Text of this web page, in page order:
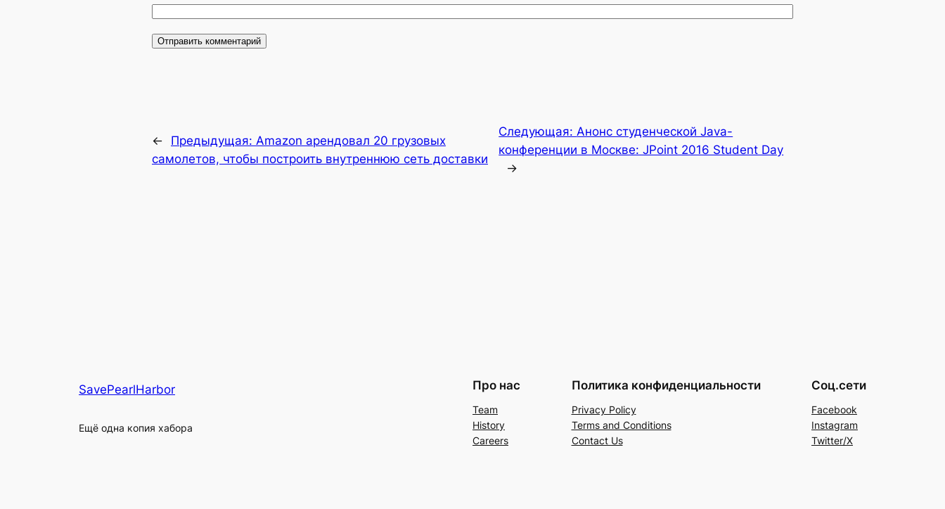
← Предыдущая: Amazon арендовал 20 грузовых
самолетов, чтобы построить внутреннюю сеть доставки
Следующая:Анонс студенческой Java-
конференции в Москве: JPoint 2016 Student Day
→
SavePearlHarbor
Ещё одна копия хабора
Про нас
Team
History
Careers
Политика конфиденциальности
Privacy Policy
Terms and Conditions
Contact Us
Соц.сети
Facebook
Instagram
Twitter/X